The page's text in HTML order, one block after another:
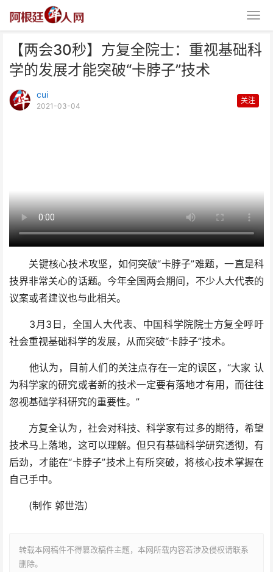
【两会30秒】方复全院士：重视基础科
学的发展才能突破“卡脖子”技术
cui
2021-03-04
关注
关键核心技术攻坚，如何突破“卡脖子”难题，一直是科
技界非常关心的话题。今年全国两会期间，不少人大代表的
议案或者建议也与此相关。
3月3日，全国人大代表、中国科学院院士方复全呼吁
社会重视基础科学的发展，从而突破“卡脖子”技术。
他认为，目前人们的关注点存在一定的误区，“大家 认
为科学家的研究或者新的技术一定要有落地才有用，而往往
忽视基础学科研究的重要性。”
方复全认为，社会对科技、科学家有过多的期待，希望
技术马上落地，这可以理解。但只有基础科学研究透彻，有
后劲，才能在“卡脖子”技术上有所突破，将核心技术掌握在
自己手中。
(制作 郭世浩）
转载本网稿件不得篡改稿件主题，本网所载内容若涉及侵权请联系
删除。